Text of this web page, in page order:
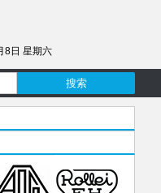
8日 星期六